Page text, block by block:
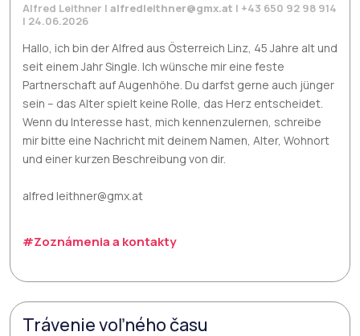
Alfred Leithner | alfredleithner@gmx.at | +43 650 92 98 914
| 24.06.2026
Hallo, ich bin der Alfred aus Österreich Linz, 45 Jahre alt und
seit einem Jahr Single. Ich wünsche mir eine feste
Partnerschaft auf Augenhöhe. Du darfst gerne auch jünger
sein – das Alter spielt keine Rolle, das Herz entscheidet.
Wenn du Interesse hast, mich kennenzulernen, schreibe
mir bitte eine Nachricht mit deinem Namen, Alter, Wohnort
und einer kurzen Beschreibung von dir.
alfred leithner@gmx.at
#Zoznámenia a kontakty
Trávenie voľného času